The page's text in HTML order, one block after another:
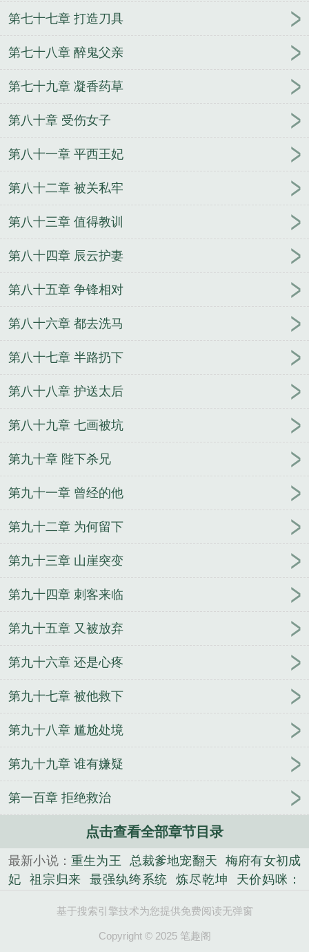
第七十七章 打造刀具
第七十八章 醉鬼父亲
第七十九章 凝香药草
第八十章 受伤女子
第八十一章 平西王妃
第八十二章 被关私牢
第八十三章 值得教训
第八十四章 辰云护妻
第八十五章 争锋相对
第八十六章 都去洗马
第八十七章 半路扔下
第八十八章 护送太后
第八十九章 七画被坑
第九十章 陛下杀兄
第九十一章 曾经的他
第九十二章 为何留下
第九十三章 山崖突变
第九十四章 刺客来临
第九十五章 又被放弃
第九十六章 还是心疼
第九十七章 被他救下
第九十八章 尴尬处境
第九十九章 谁有嫌疑
第一百章 拒绝救治
点击查看全部章节目录
最新小说： 重生为王 总裁爹地宠翻天
梅府有女初成
妃
祖宗归来 最强纨绔系统 炼尽乾坤
天价妈咪：
敌双宝：傲娇妈咪超给力
妃倾天下：王爷请自重
市之最强败家神豪 我不想当老大 史上最强女婿
基于搜索引擎技术为您提供免费阅读无弹窗
Copyright © 2025 笔趣阁